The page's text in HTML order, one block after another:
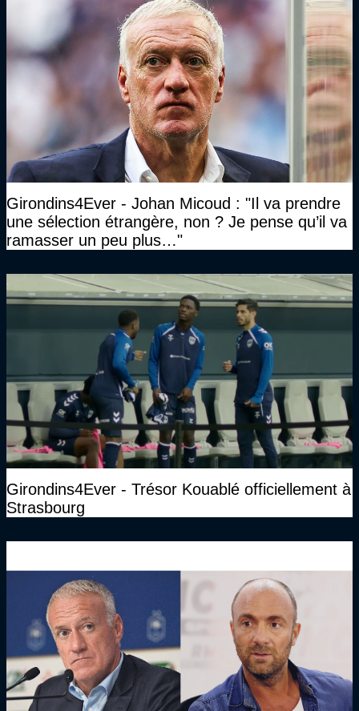
Girondins4Ever - Johan Micoud : "Il va prendre
une sélection étrangère, non ? Je pense qu’il va
ramasser un peu plus…"
Girondins4Ever - Trésor Kouablé officiellement à
Strasbourg